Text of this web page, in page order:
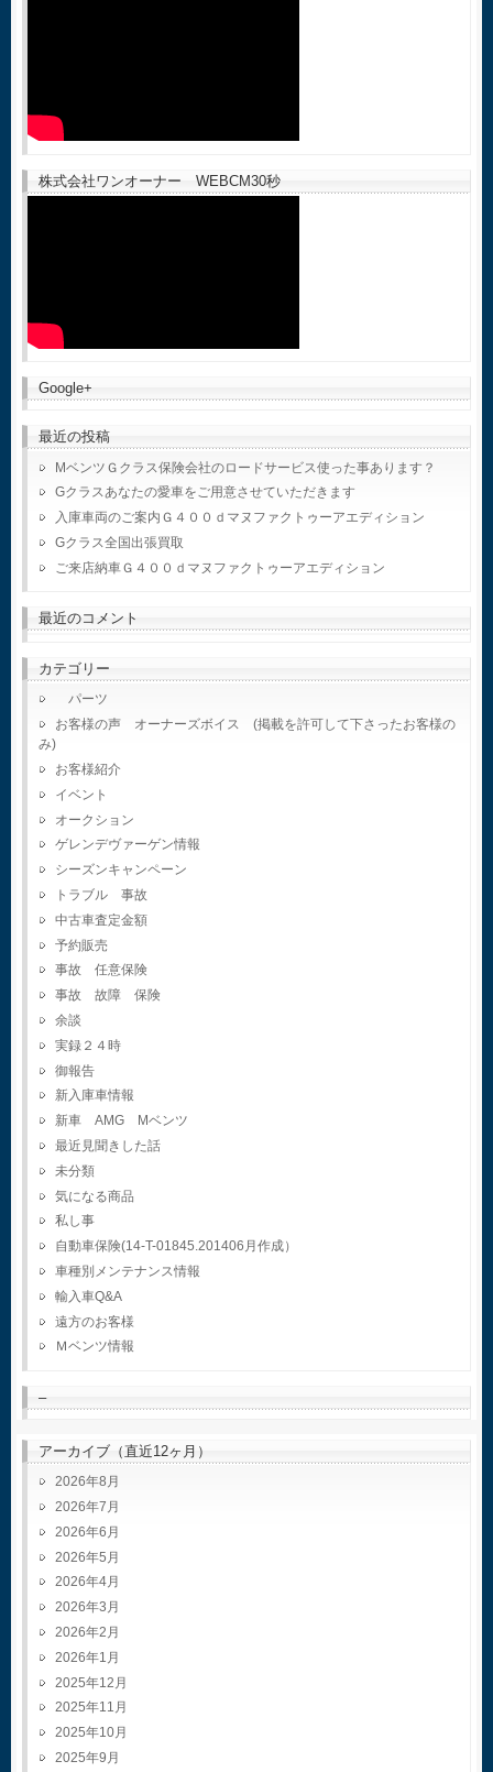
株式会社ワンオーナー WEBCM30秒
Google+
最近の投稿
MベンツＧクラス保険会社のロードサービス使った事あります？
Gクラスあなたの愛車をご用意させていただきます
入庫車両のご案内Ｇ４００ｄマヌファクトゥーアエディション
Gクラス全国出張買取
ご来店納車Ｇ４００ｄマヌファクトゥーアエディション
最近のコメント
カテゴリー
パーツ
お客様の声 オーナーズボイス (掲載を許可して下さったお客様の
み)
お客様紹介
イベント
オークション
ゲレンデヴァーゲン情報
シーズンキャンペーン
トラブル 事故
中古車査定金額
予約販売
事故 任意保険
事故 故障 保険
余談
実録２４時
御報告
新入庫車情報
新車 AMG Mベンツ
最近見聞きした話
未分類
気になる商品
私し事
自動車保険(14-T-01845.201406月作成）
車種別メンテナンス情報
輸入車Q&A
遠方のお客様
Ｍベンツ情報
–
アーカイブ（直近12ヶ月）
2026年8月
2026年7月
2026年6月
2026年5月
2026年4月
2026年3月
2026年2月
2026年1月
2025年12月
2025年11月
2025年10月
2025年9月